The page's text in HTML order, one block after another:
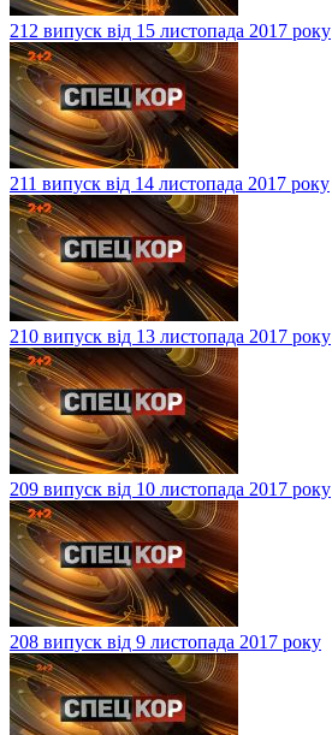
212 випуск від 15 листопада 2017 року
211 випуск від 14 листопада 2017 року
210 випуск від 13 листопада 2017 року
209 випуск від 10 листопада 2017 року
208 випуск від 9 листопада 2017 року